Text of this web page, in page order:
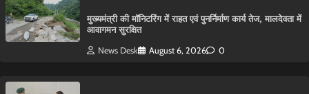
मुख्यमंत्री की मॉनिटरिंग में राहत एवं पुनर्निर्माण कार्य तेज, मालदेवता में
आवागमन सुरक्षित
News Desk August 6, 2026 0